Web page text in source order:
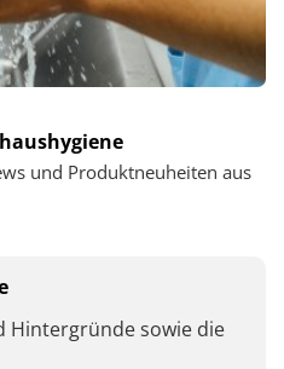
und Produktneuheiten aus
Hintergründe sowie die